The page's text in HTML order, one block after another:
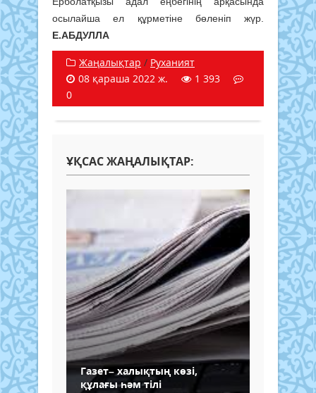
осылайша ел құрметіне бөленіп жүр.
Е.АБДУЛЛА
Жаңалықтар / Руханият
08 қараша 2022 ж.
1 393
0
ҰҚСАС ЖАҢАЛЫҚТАР:
Газет– халықтың көзі,
құлағы һәм тілі